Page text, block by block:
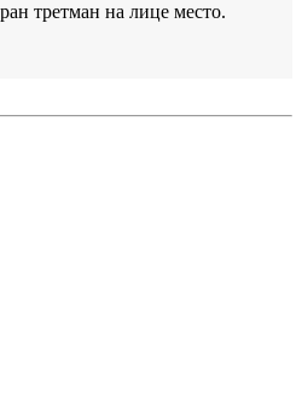
третман на лице место.